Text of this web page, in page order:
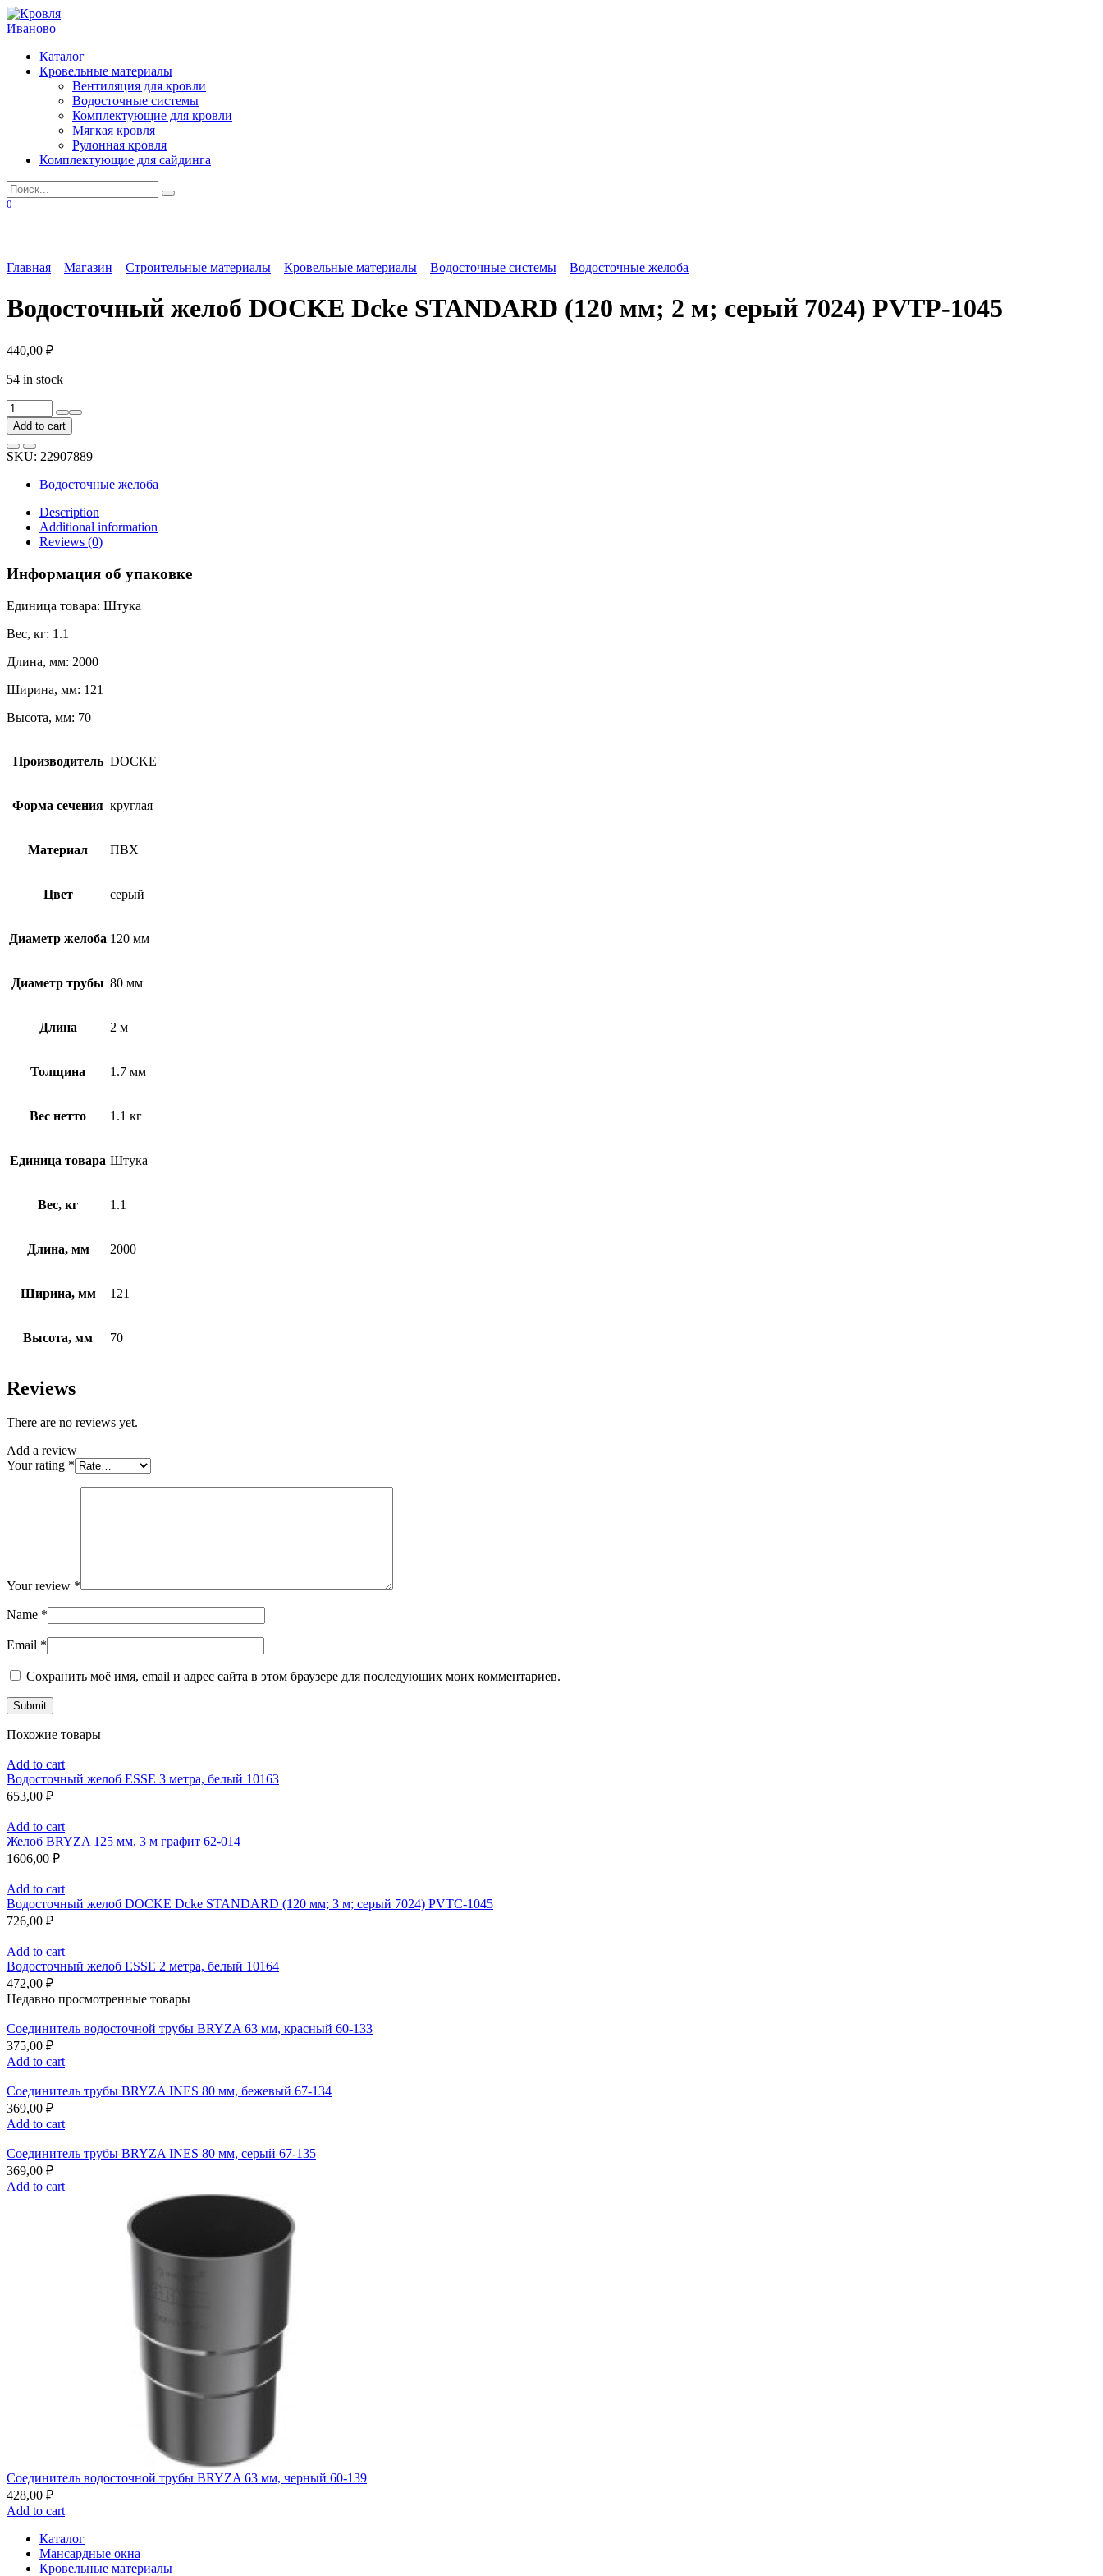
Перейти
к
Каталог
Кровельные материалы
Вентиляция для кровли
Водосточные системы
Комплектующие для кровли
Мягкая кровля
Рулонная кровля
Комплектующие для сайдинга
Search
for:
0
Главная Магазин Строительные материалы Кровельные материалы Водосточные системы Водосточные желоба
Водосточный желоб DOCKE Dcke STANDARD (120 мм; 2 м; серый 7024) PVTP-1045
440,00 ₽
54 in stock
Водосточный
желоб
DOCKE
Dcke
STANDARD
(120
серый
PVTP-
1045
quantity
Add to cart
SKU: 22907889
Водосточные желоба
Description
Additional information
Reviews (0)
Информация об упаковке
Единица товара: Штука
Вес, кг: 1.1
Длина, мм: 2000
Ширина, мм: 121
Высота, мм: 70
Производитель DOCKE
Форма сечения круглая
Материал ПВХ
Цвет серый
Диаметр желоба 120 мм
Диаметр трубы 80 мм
Длина 2 м
Толщина 1.7 мм
Вес нетто 1.1 кг
Единица товара Штука
Вес, кг 1.1
Длина, мм 2000
Ширина, мм 121
Высота, мм 70
Reviews
There are no reviews yet.
Add a review
Your rating *
Your review *
Name *
Email *
Сохранить моё имя, email и адрес сайта в этом браузере для последующих моих комментариев.
Похожие товары
Add to cart
Водосточный желоб ESSE 3 метра, белый 10163
653,00 ₽
Add to cart
Желоб BRYZA 125 мм, 3 м графит 62-014
1606,00 ₽
Add to cart
Водосточный желоб DOCKE Dcke STANDARD (120 мм; 3 м; серый 7024) PVTC-1045
726,00 ₽
Add to cart
Водосточный желоб ESSE 2 метра, белый 10164
472,00 ₽
Недавно просмотренные товары
Соединитель водосточной трубы BRYZA 63 мм, краcный 60-133
375,00 ₽
Add to cart
Соединитель трубы BRYZA INES 80 мм, бежевый 67-134
369,00 ₽
Add to cart
Соединитель трубы BRYZA INES 80 мм, серый 67-135
369,00 ₽
Add to cart
Соединитель водосточной трубы BRYZA 63 мм, черный 60-139
428,00 ₽
Add to cart
Каталог
Мансардные окна
Кровельные материалы